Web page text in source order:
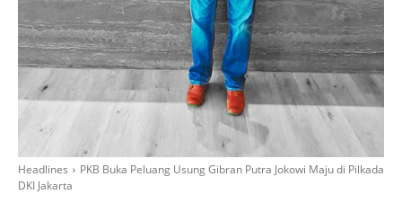
Headlines
PKB Buka Peluang Usung Gibran Putra Jokowi Maju di Pilkada
DKI Jakarta